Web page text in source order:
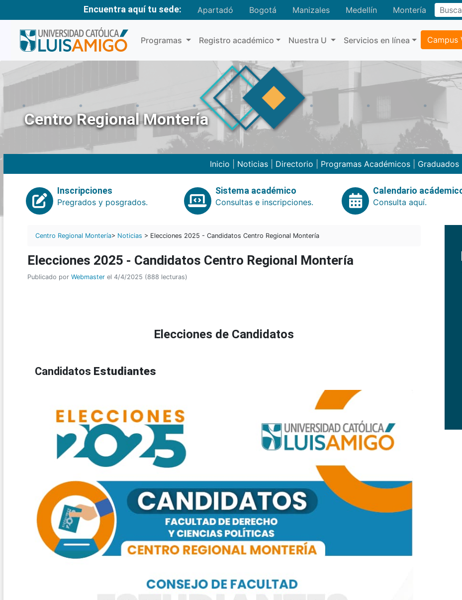
Encuentra aquí tu sede: Apartadó Bogotá Manizales Medellín Montería
Programas Registro académico Nuestra U Servicios en línea Campus
Centro Regional Montería
Inicio Noticias| Directorio Programas Académicos| Graduados
Inscripciones
Pregrados y posgrados.
Sistema académico
Consultas e inscripciones.
Calendario
Consulta aquí.
Centro Regional Montería> Noticias > Elecciones 2025 - Candidatos Centro Regional Montería
Elecciones 2025 - Candidatos Centro Regional Montería
Publicado por Webmaster el 4/4/2025 (888 lecturas)
Elecciones de Candidatos
Candidatos Estudiantes